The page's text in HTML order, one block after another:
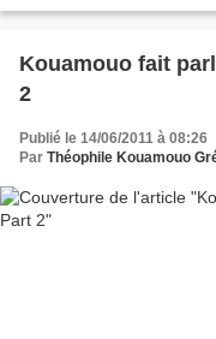
Kouamouo fait
2
Publié le 14/06/2011 à 08:26
Par Théophile Kouamouo